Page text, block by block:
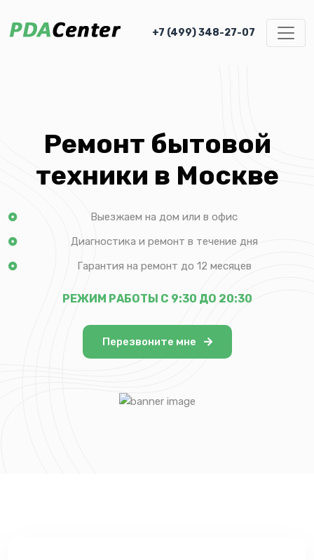
+7 (499) 348-27-07
Ремонт бытовой
техники в Москве
Выезжаем на дом или в офис
Диагностика и ремонт в течение дня
Гарантия на ремонт до 12 месяцев
РЕЖИМ РАБОТЫ С 9:30 ДО 20:30
Перезвоните мне